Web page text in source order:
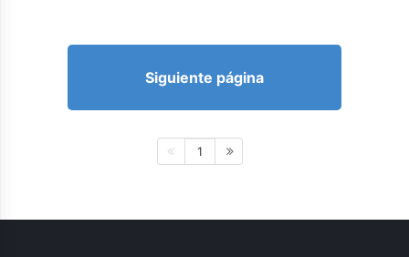
Siguiente página
1